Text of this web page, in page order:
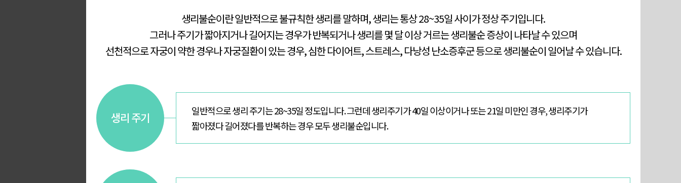
생리불순이란 일반적으로 불규칙한 생리를 말하며, 생리는 통상 28~35일 사이가 정상 주기입니다.
그러나 주기가 짧아지거나 길어지는 경우가 반복되거나 생리를 몇 달 이상 거르는 생리불순 증상이 나타날 수 있으며
선천적으로 자궁이 약한 경우나 자궁질환이 있는 경우, 심한 다이어트, 스트레스, 다낭성 난소증후군 등으로 생리불순이 일어날 수 있습니다.
생리 주기 일반적으로 생리 주기는 28~35일 정도입니다. 그런데 생리주기가 40일 이상이거나 또는 21일 미만인 경우,생리주기가
짧아졌다 길어졌다를 반복하는 경우 모두 생리불순입니다.